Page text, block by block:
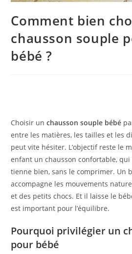
Comment bien
chausson souple
bébé ?
Choisir unchausson souple bébé
entre les matières, les tailles et les
peut vite hésiter. L’objectif reste le
enfant un chausson confortable,
tienne bien, sans le comprimer. Un
accompagne les mouvements
et des petits chocs. Et il laisse le
est important pour l’équilibre.
Pourquoi privilégier un
pour bébé